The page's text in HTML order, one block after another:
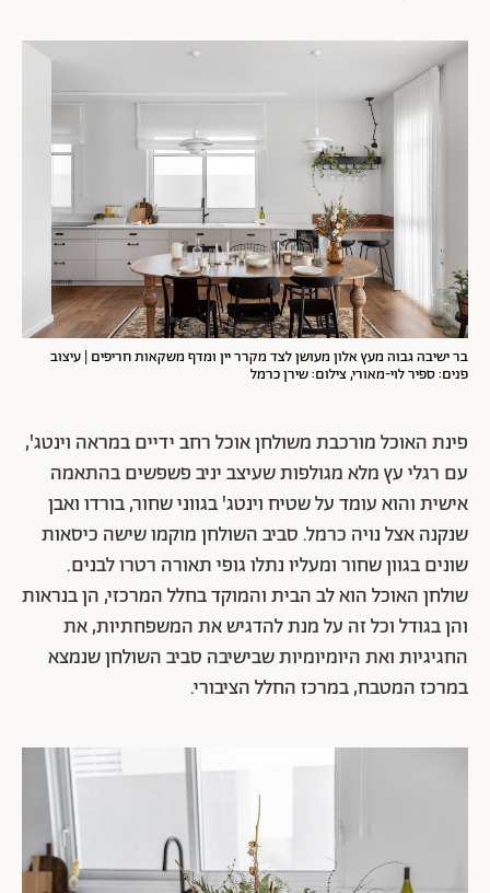
בר ישיבה גבוה מעץ אלון מעושן לצד מקרר יין ומדף משקאות חריפים | עיצוב
פנים: ספיר לוי-מאורי, צילום: שירן כרמל
פינת האוכל מורכבת משולחן אוכל רחב ידיים במראה וינטג',
עם רגלי עץ מלא מגולפות שעיצב יניב פשפשים בהתאמה
אישית והוא עומד על שטיח וינטג' בגווני שחור, בורדו ואבן
שנקנה אצל נויה כרמל. סביב השולחן מוקמו שישה כיסאות
שונים בגוון שחור ומעליו נתלו גופי תאורה רטרו לבנים.
שולחן האוכל הוא לב הבית והמוקד בחלל המרכזי, הן בנראות
והן בגודל וכל זה על מנת להדגיש את המשפחתיות, את
החגיגיות ואת היומיומיות שבישיבה סביב השולחן שנמצא
במרכז המטבח, במרכז החלל הציבורי.